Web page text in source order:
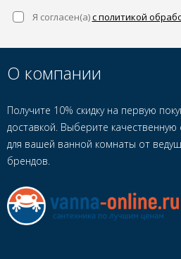
Я согласен(a)с политикой
О компании
Получите 10% скидку на первую
доставкой. Выберите качественную
для вашей ванной комнаты от
брендов.